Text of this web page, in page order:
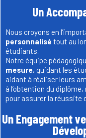
Un
Nous croyons en
personnalisé tout au
étudiants.
Notre équipe
mesure, guidant les
aidant à réaliser leurs
à l’obtention du
pour assurer la réussite
Un Engagement